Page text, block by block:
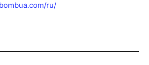
ru/